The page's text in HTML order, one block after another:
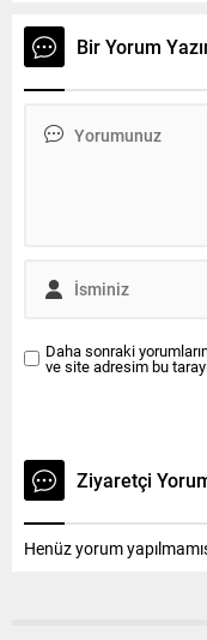
Eğitim Müdürlüğüne
şikayette bulundu.
keserim”, “Boğazınızı
Bir Yorum
Daha sonraki
ve site adresim bu
Ziyaretçi
Henüz yorum